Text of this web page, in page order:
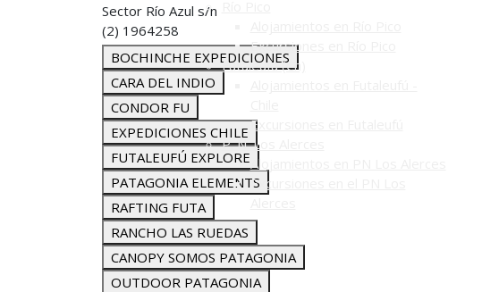
Excursiones en Río Pico
Futaleufú (Ch)
Excursiones en Futaleufú
P. N. Los Alerces
Alojamientos en PN Los Alerces
Excursiones en el PN Los
Sector Río Azul s/n
(2) 1964258
BOCHINCHE EXPEDICIONES
CARA DEL INDIO
CONDOR FU
EXPEDICIONES CHILE
FUTALEUFÚ EXPLORE
PATAGONIA ELEMENTS
RAFTING FUTA
RANCHO LAS RUEDAS
CANOPY SOMOS PATAGONIA
OUTDOOR PATAGONIA